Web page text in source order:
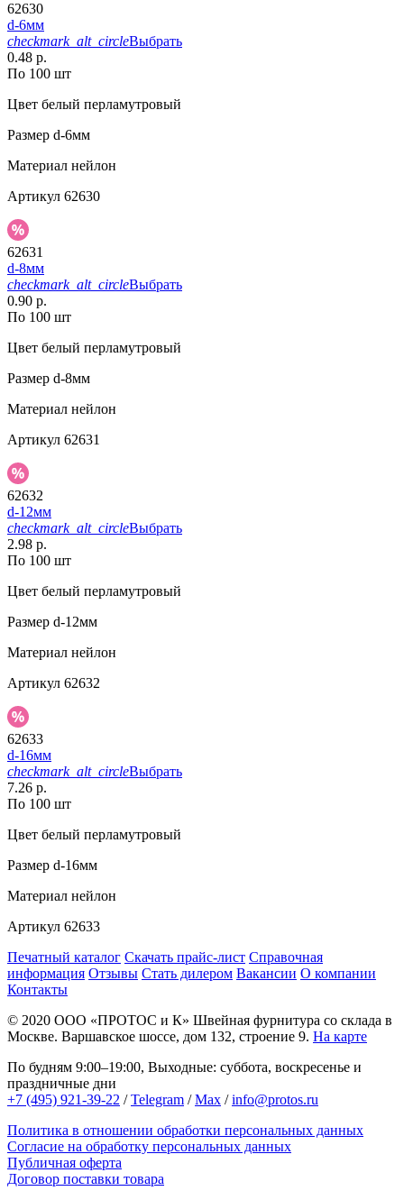
62630
d-6мм
checkmark_alt_circleВыбрать
0.48 р.
По 100 шт
Цвет белый перламутровый
Размер d-6мм
Материал нейлон
Артикул 62630
62631
d-8мм
checkmark_alt_circleВыбрать
0.90 р.
По 100 шт
Цвет белый перламутровый
Размер d-8мм
Материал нейлон
Артикул 62631
62632
d-12мм
checkmark_alt_circleВыбрать
2.98 р.
По 100 шт
Цвет белый перламутровый
Размер d-12мм
Материал нейлон
Артикул 62632
62633
d-16мм
checkmark_alt_circleВыбрать
7.26 р.
По 100 шт
Цвет белый перламутровый
Размер d-16мм
Материал нейлон
Артикул 62633
Печатный каталог Скачать прайс-лист Справочная
информация Отзывы Стать дилером Вакансии О компании
Контакты
© 2020 ООО «ПРОТОС и К» Швейная фурнитура со склада в
Москве. Варшавское шоссе, дом 132, строение 9. На карте
По будням 9:00–19:00, Выходные: суббота, воскресенье и
праздничные дни
+7 (495) 921-39-22 /Telegram /Max /info@protos.ru
Политика в отношении обработки персональных данных
Согласие на обработку персональных данных
Публичная оферта
Договор поставки товара